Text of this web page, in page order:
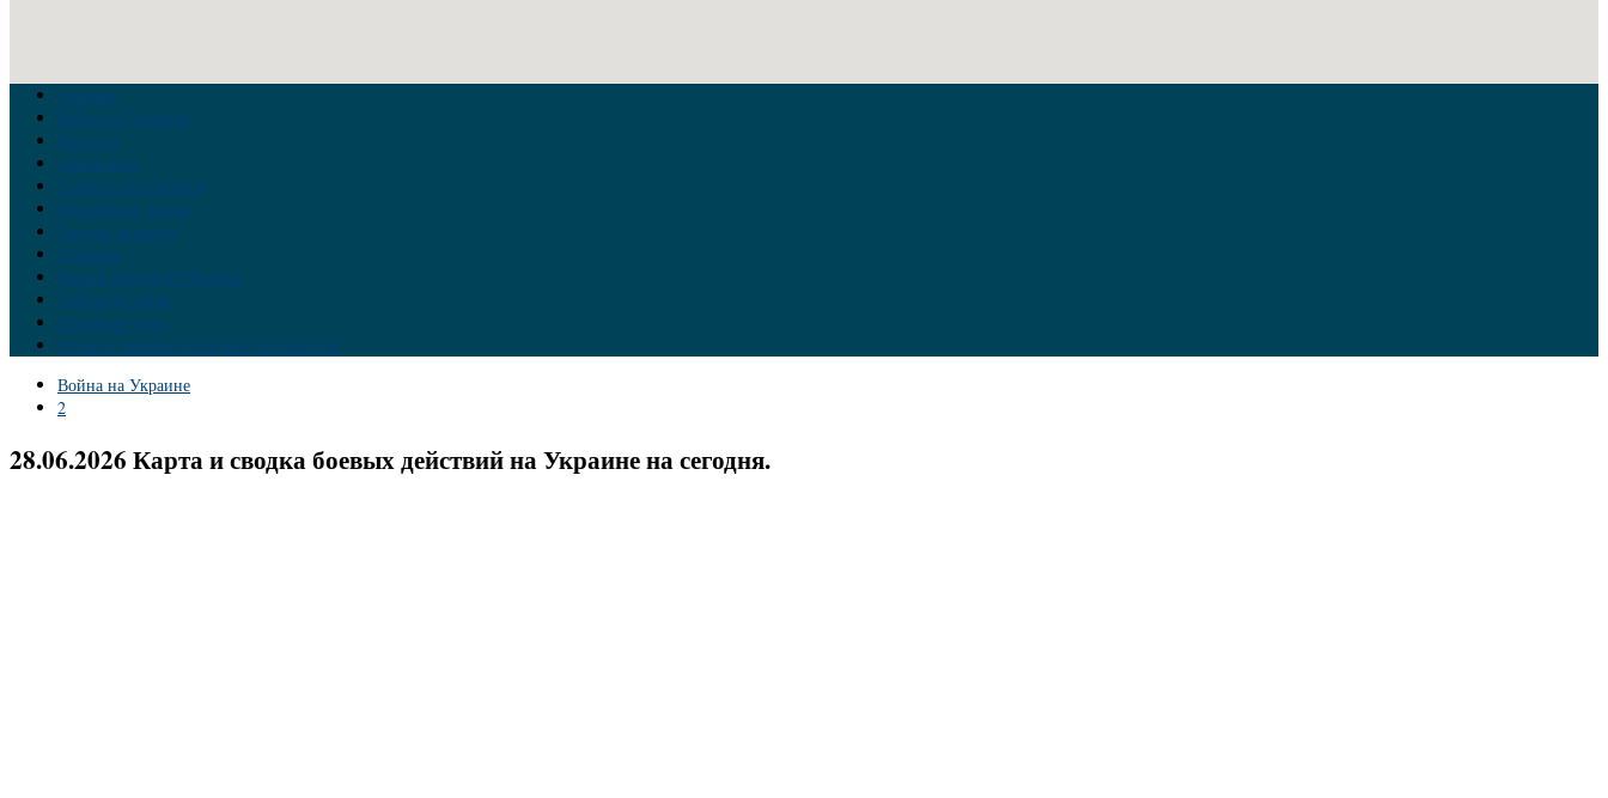
Главная
Война на Украине
Новости
Аналитика
Тайны Геополитики
Российские элиты
Теория заговора
Украина
Новый Мировой Порядок
Тайны истории
Обратная связь
Правила комментирования материалов
Война на Украине
2
28.06.2026 Карта и сводка боевых действий на Украине на сегодня.